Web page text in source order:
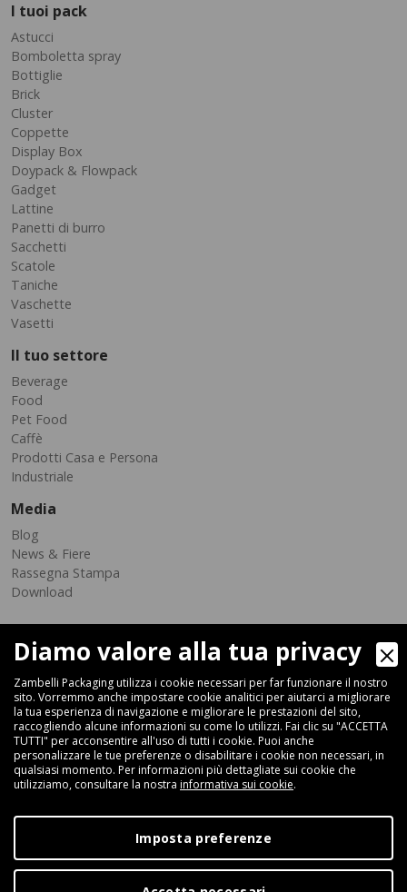
I tuoi pack
Astucci
Bomboletta spray
Bottiglie
Brick
Cluster
Coppette
Display Box
Doypack & Flowpack
Gadget
Lattine
Panetti di burro
Sacchetti
Scatole
Taniche
Vaschette
Vasetti
Il tuo settore
Beverage
Food
Pet Food
Caffè
Prodotti Casa e Persona
Industriale
Media
Blog
News & Fiere
Rassegna Stampa
Download
Via Ferrara 35-41, 40018 San Pietro In Casale (Bologna) - ITALIA
Fax +39 051 66 68 369
+39 051 66 61 782
P.IVA IT 04212281200 - REA BO-576815
|
Diamo valore alla tua privacy
Zambelli Packaging utilizza i cookie necessari per far funzionare il nostro
sito. Vorremmo anche impostare cookie analitici per aiutarci a migliorare
la tua esperienza di navigazione e migliorare le prestazioni del sito,
raccogliendo alcune informazioni su come lo utilizzi. Fai clic su "ACCETTA
TUTTI" per acconsentire all'uso di tutti i cookie. Puoi anche
personalizzare le tue preferenze o disabilitare i cookie non necessari, in
qualsiasi momento. Per informazioni più dettagliate sui cookie che
utilizziamo, consultare la nostra informativa sui cookie.
Imposta preferenze